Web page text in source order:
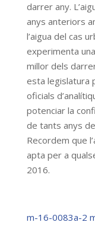
darrer any.
anys anteriors
l’aigua del cas
experimenta
millor dels
esta legislatura
oficials
potenciar la
de tants anys
Recordem que
apta per a
2016.
m-16-0083a-2